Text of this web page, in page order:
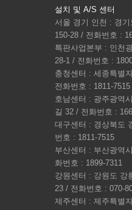
설치 및 A/S 센터
서울 경기 인천 : 경
150-28 / 전화번호 :
특판사업본부 : 인천
28-1 / 전화번호 :
충청센터 : 세종특별
전화번호 : 1811-7515
호남센터 : 광주광역
길 32 / 전화번호 :
대구센터 : 경상북도
번호 : 1811-7515
부산센터 : 부산광역
화번호 : 1899-7311
강원센터 : 강원도 강
23 / 전화번호 : 070-
제주센터 : 제주특별